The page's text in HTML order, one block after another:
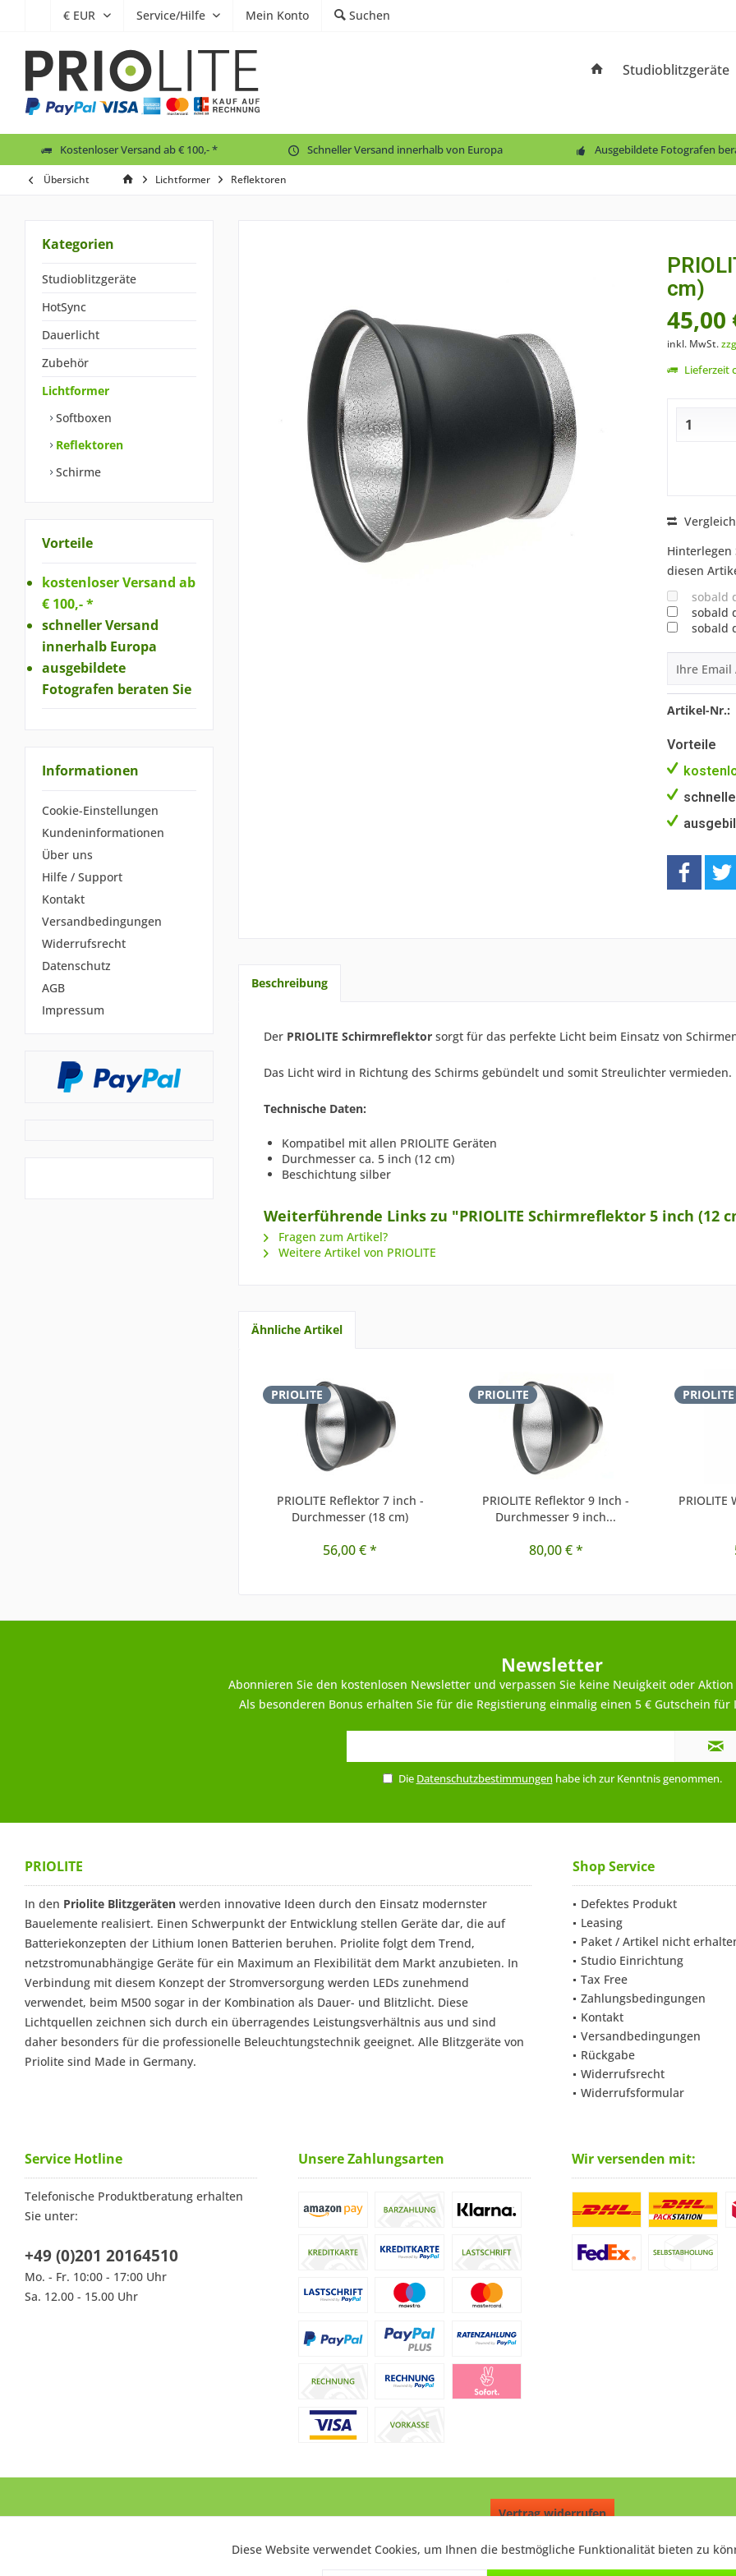
Service/Hilfe Mein Konto Suchen
Studioblitzgeräte
Kostenloser Versand ab € 100,- * Schneller Versand innerhalb von Europa Ausgebildete Fotografen
Übersicht Lichtformer Reflektoren
Kategorien
Studioblitzgeräte
HotSync
Dauerlicht
Zubehör
Lichtformer
Softboxen
Reflektoren
Schirme
Vorteile
kostenloser Versand ab
€ 100,- *
schneller Versand
innerhalb Europa
ausgebildete
Fotografen beraten Sie
Informationen
Cookie-Einstellungen
Kundeninformationen
Über uns
Hilfe / Support
Kontakt
Versandbedingungen
Widerrufsrecht
Datenschutz
AGB
Impressum
cm)
45,00
inkl. MwSt.
Lieferzeit
Hinterlegen
diesen
sobald
sobald
sobald
Artikel-Nr.:
Vorteile
Beschreibung
Der PRIOLITE Schirmreflektor sorgt für das perfekte Licht beim Einsatz von
Das Licht wird in Richtung des Schirms gebündelt und somit Streulichter vermieden.
Technische Daten:
Kompatibel mit allen PRIOLITE Geräten
Durchmesser ca. 5 inch (12 cm)
Beschichtung silber
Weiterführende Links zu "PRIOLITE Schirmreflektor 5 inch (12
Fragen zum Artikel?
Weitere Artikel von PRIOLITE
Ähnliche Artikel
PRIOLITE
PRIOLITE Reflektor 7 inch -
Durchmesser (18 cm)
56,00 € *
PRIOLITE
PRIOLITE Reflektor 9 Inch -
Durchmesser 9 inch...
80,00 € *
PRIOLITE
Newsletter
Abonnieren Sie den kostenlosen Newsletter und verpassen Sie keine Neuigkeit oder Aktion
Als besonderen Bonus erhalten Sie für die Registierung einmalig einen 5 € Gutschein für
Die Datenschutzbestimmungen habe ich zur Kenntnis genommen.
PRIOLITE
In den Priolite Blitzgeräten werden innovative Ideen durch den Einsatz modernster
Bauelemente realisiert. Einen Schwerpunkt der Entwicklung stellen Geräte dar, die auf
Batteriekonzepten der Lithium Ionen Batterien beruhen. Priolite folgt dem Trend,
netzstromunabhängige Geräte für ein Maximum an Flexibilität dem Markt anzubieten. In
Verbindung mit diesem Konzept der Stromversorgung werden LEDs zunehmend
verwendet, beim M500 sogar in der Kombination als Dauer- und Blitzlicht. Diese
Lichtquellen zeichnen sich durch ein überragendes Leistungsverhältnis aus und sind
daher besonders für die professionelle Beleuchtungstechnik geeignet. Alle Blitzgeräte von
Priolite sind Made in Germany.
Shop Service
Defektes Produkt
Leasing
Paket / Artikel nicht
Studio Einrichtung
Tax Free
Zahlungsbedingungen
Kontakt
Versandbedingungen
Rückgabe
Widerrufsrecht
Widerrufsformular
Service Hotline
Telefonische Produktberatung erhalten
Sie unter:
+49 (0)201 20164510
Mo. - Fr. 10:00 - 17:00 Uhr
Sa. 12.00 - 15.00 Uhr
Unsere Zahlungsarten Wir versenden mit:
Vertrag widerrufen
beziehen sich auf einen einmal geforderten Verkaufspreis. UVP: Unverbindliche
© 2026 © 2020 Digitale Fotografien - All Rights Reserved. Theme by
Diese Website verwendet Cookies, um Ihnen die bestmögliche Funktionalität bieten zu